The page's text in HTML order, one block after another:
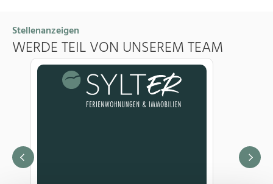
Stellenanzeigen
WERDE TEIL VON UNSEREM TEAM